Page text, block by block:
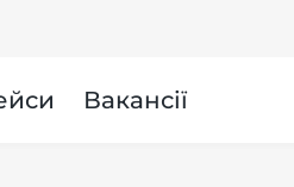
Вакансії